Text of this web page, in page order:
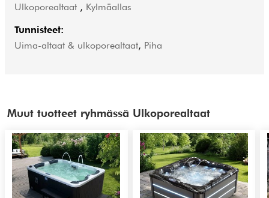
Ulkoporealtaat , Kylmäallas
Tunnisteet:
Uima-altaat & ulkoporealtaat, Piha
Muut tuotteet ryhmässä Ulkoporealtaat